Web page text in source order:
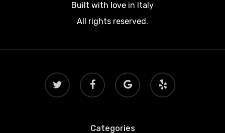
Built with love in Italy
All rights reserved.
twitter facebook
google-
plus
yelp
Categories